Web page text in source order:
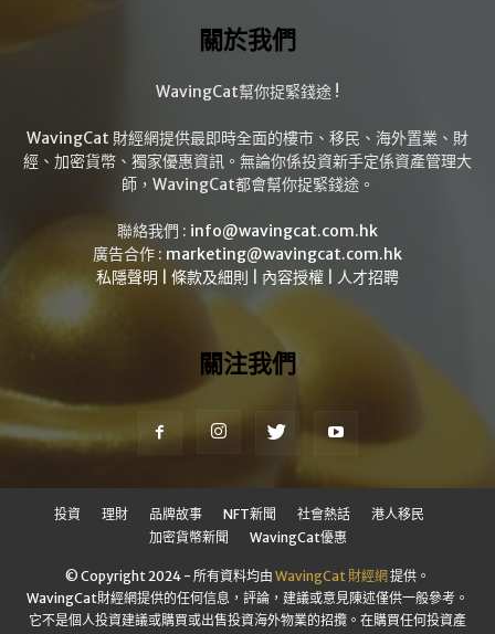
關於我們
WavingCat幫你捉緊錢途 !
WavingCat 財經網提供最即時全面的樓市、移民、海外置業、財
經、加密貨幣、獨家優惠資訊。無論你係投資新手定係資產管理大
師，WavingCat都會幫你捉緊錢途。
聯絡我們 : info@wavingcat.com.hk
廣告合作 : marketing@wavingcat.com.hk
私隱聲明
條款及細則 內容授權 人才招聘
關注我們
投資 理財 品牌故事 NFT新聞 社會熱話
港人移民
加密貨幣新聞
WavingCat優惠
© Copyright 2024 - 所有資料均由 WavingCat 財經網提供。
WavingCat財經網提供的任何信息，評論，建議或意見陳述僅供一般參考。
它不是個人投資建議或購買或出售投資海外物業的招攬。在購買任何投資產